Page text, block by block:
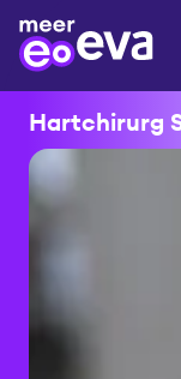
Hartchirurg